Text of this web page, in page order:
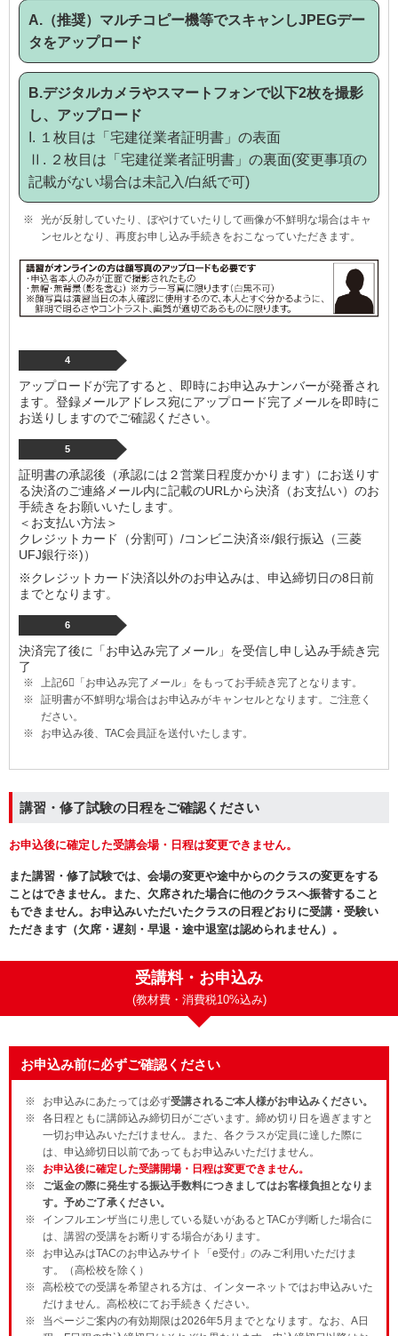
A.（推奨）マルチコピー機等でスキャンしJPEGデー
タをアップロード
B.デジタルカメラやスマートフォンで以下2枚を撮影
し、アップロード
I. １枚目は「宅建従業者証明書」の表面
Ⅱ. ２枚目は「宅建従業者証明書」の裏面(変更事項の
記載がない場合は未記入/白紙で可)
光が反射していたり、ぼやけていたりして画像が不鮮明な場合はキャ
ンセルとなり、再度お申し込み手続きをおこなっていただきます。
4
アップロードが完了すると、即時にお申込みナンバーが発番され
ます。登録メールアドレス宛にアップロード完了メールを即時に
お送りしますのでご確認ください。
5
証明書の承認後（承認には２営業日程度かかります）にお送りす
る決済のご連絡メール内に記載のURLから決済（お支払い）のお
手続きをお願いいたします。
＜お支払い方法＞
クレジットカード（分割可）/コンビニ決済※/銀行振込（三菱
UFJ銀行※)）
※クレジットカード決済以外のお申込みは、申込締切日の8日前
までとなります。
6
決済完了後に「お申込み完了メール」を受信し申し込み手続き完
了
上記6⃣「お申込み完了メール」をもってお手続き完了となります。
証明書が不鮮明な場合はお申込みがキャンセルとなります。ご注意く
ださい。
お申込み後、TAC会員証を送付いたします。
講習・修了試験の日程をご確認ください
お申込後に確定した受講会場・日程は変更できません。
また講習・修了試験では、会場の変更や途中からのクラスの変更をする
ことはできません。また、欠席された場合に他のクラスへ振替すること
もできません。お申込みいただいたクラスの日程どおりに受講・受験い
ただきます（欠席・遅刻・早退・途中退室は認められません）。
受講料・お申込み
(教材費・消費税10%込み)
お申込み前に必ずご確認ください
お申込みにあたっては必ず受講されるご本人様がお申込みください。
各日程ともに講師込み締切日がございます。締め切り日を過ぎますと
一切お申込みいただけません。また、各クラスが定員に達した際に
は、申込締切日以前であってもお申込みいただけません。
お申込後に確定した受講開場・日程は変更できません。
ご返金の際に発生する振込手数料につきましてはお客様負担となりま
す。予めご了承ください。
インフルエンザ当にり患している疑いがあるとTACが判断した場合に
は、講習の受講をお断りする場合があります。
お申込みはTACのお申込みサイト「e受付」のみご利用いただけま
す。（高松校を除く）
高松校での受講を希望される方は、インターネットではお申込みいた
だけません。高松校にてお手続きください。
当ページご案内の有効期限は2026年5月までとなります。なお、A日